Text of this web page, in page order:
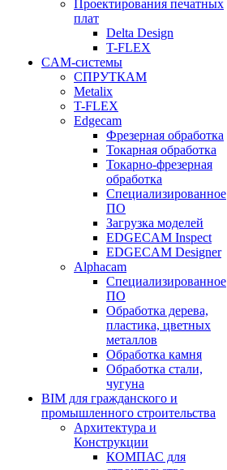
Проектирования печатных
плат
Delta Design
T-FLEX
CAM-системы
СПРУТКAM
Metalix
T-FLEX
Edgecam
Фрезерная обработка
Токарная обработка
Токарно-фрезерная
обработка
Специализированное
ПО
Загрузка моделей
EDGECAM Inspect
EDGECAM Designer
Alphacam
Специализированное
ПО
Обработка дерева,
пластика, цветных
металлов
Обработка камня
Обработка стали,
чугуна
BIM для гражданского и
промышленного строительства
Архитектура и
Конструкции
КОМПАС для